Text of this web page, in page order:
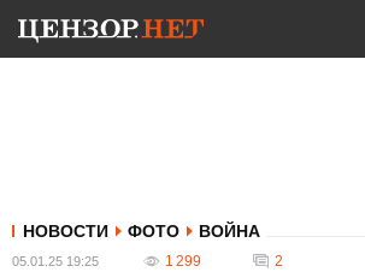
НОВОСТИ ФОТО ВОЙНА
05.01.25 19:25 1 299 2